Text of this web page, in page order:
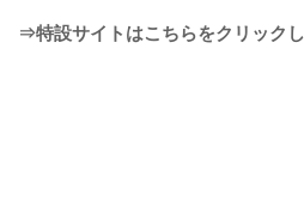
⇒特設サイトはこちらをクリック